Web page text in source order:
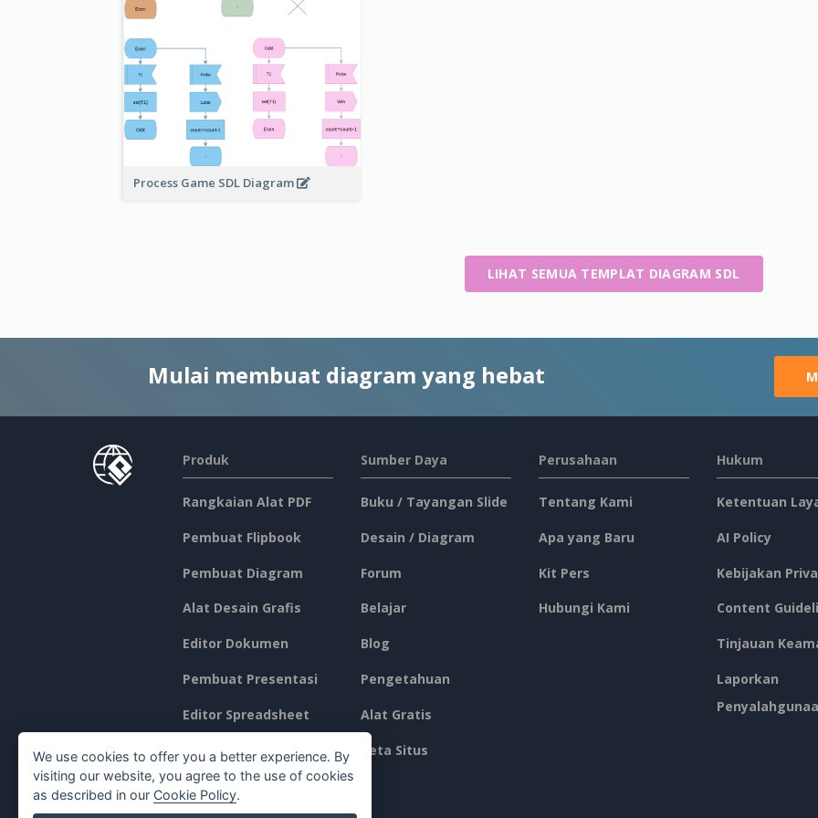
Process Game SDL Diagram
LIHAT SEMUA TEMPLAT DIAGRAM SDL
Mulai membuat diagram yang hebat
Produk
Rangkaian Alat PDF
Pembuat Flipbook
Pembuat Diagram
Alat Desain Grafis
Editor Dokumen
Pembuat Presentasi
Editor Spreadsheet
Harga
Sumber Daya
Buku / Tayangan Slide
Desain / Diagram
Forum
Belajar
Blog
Pengetahuan
Alat Gratis
Peta Situs
Perusahaan
Tentang Kami
Apa yang Baru
Kit Pers
Hubungi Kami
Hukum
Ketentuan
AI Policy
Kebijakan
Content
Tinjauan
Laporkan
We use cookies to offer you a better experience. By
visiting our website, you agree to the use of cookies
as described in our Cookie Policy.